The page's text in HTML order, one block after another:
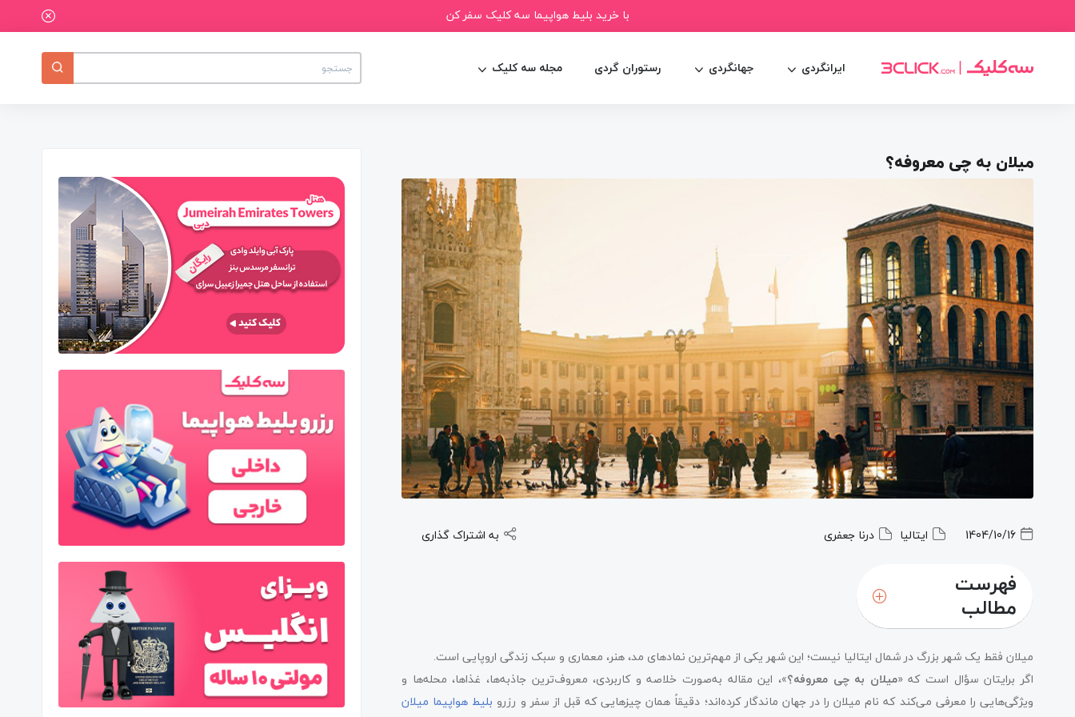
با خرید بلیط هواپیما سه کلیک سفر کن
ایرانگردی جهانگردی رستوران گردی مجله سه کلیک
میلان به چی معروفه؟
1404/10/16 ایتالیا درنا جعفری به اشتراک گذاری
فهرست
مطالب
میلان فقط یک شهر بزرگ در شمال ایتالیا نیست؛ این شهر یکی از مهم‌ترین نمادهای مد، هنر، معماری و سبک زندگی اروپایی است.
اگر برایتان سؤال است که «میلان به چی معروفه؟»، این مقاله به‌صورت خلاصه و کاربردی، معروف‌ترین جاذبه‌ها، غذاها، محله‌ها و
ویژگی‌هایی را معرفی می‌کند که نام میلان را در جهان ماندگار کرده‌اند؛ دقیقاً همان چیزهایی که قبل از سفر و رزرو بلیط هواپیما میلان